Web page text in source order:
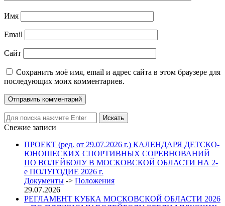
Имя
Email
Сайт
Сохранить моё имя, email и адрес сайта в этом браузере для
последующих моих комментариев.
Свежие записи
ПРОЕКТ (ред. от 29.07.2026 г.) КАЛЕНДАРЯ ДЕТСКО-
ЮНОШЕСКИХ СПОРТИВНЫХ СОРЕВНОВАНИЙ
ПО ВОЛЕЙБОЛУ В МОСКОВСКОЙ ОБЛАСТИ НА 2-
е ПОЛУГОДИЕ 2026 г.
Документы -> Положения
29.07.2026
РЕГЛАМЕНТ КУБКА МОСКОВСКОЙ ОБЛАСТИ 2026